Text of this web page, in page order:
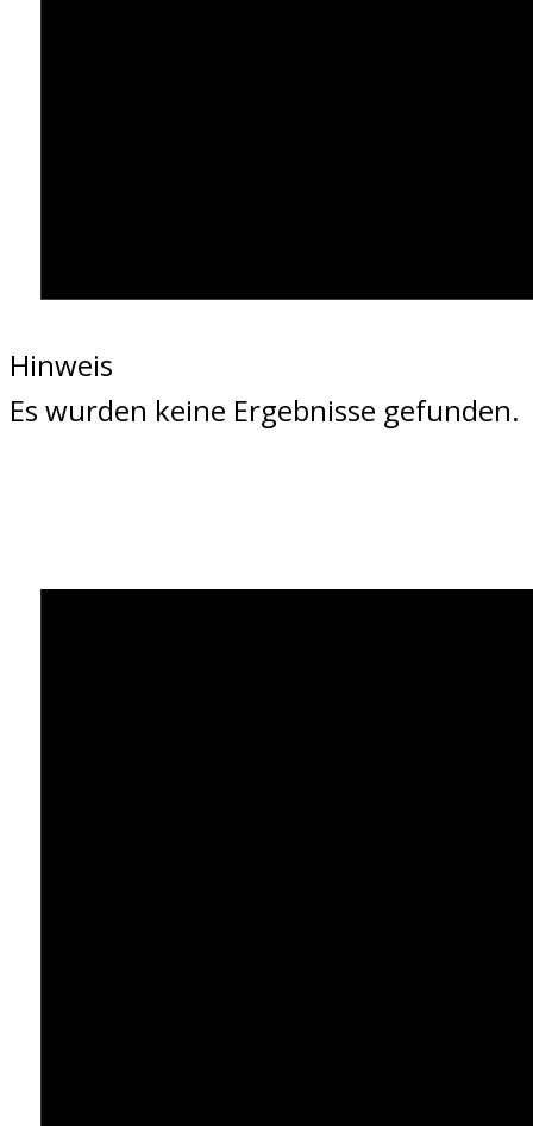
Hinweis
Es wurden keine Ergebnisse gefunden.